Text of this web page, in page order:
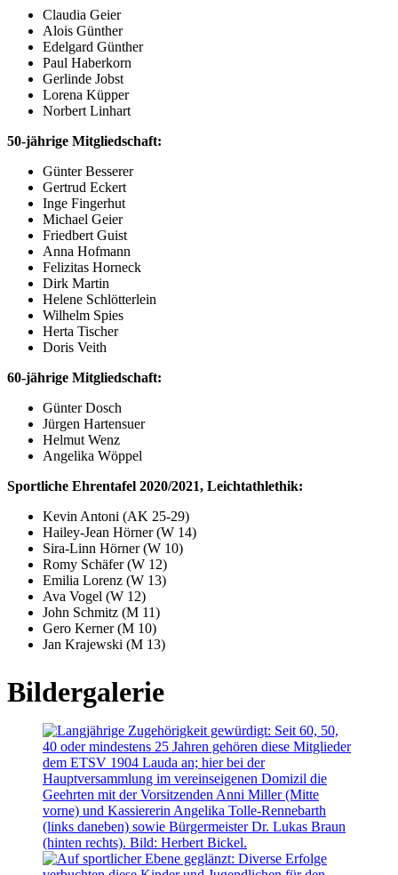
Claudia Geier
Alois Günther
Edelgard Günther
Paul Haberkorn
Gerlinde Jobst
Lorena Küpper
Norbert Linhart
50-jährige Mitgliedschaft:
Günter Besserer
Gertrud Eckert
Inge Fingerhut
Michael Geier
Friedbert Guist
Anna Hofmann
Felizitas Horneck
Dirk Martin
Helene Schlötterlein
Wilhelm Spies
Herta Tischer
Doris Veith
60-jährige Mitgliedschaft:
Günter Dosch
Jürgen Hartensuer
Helmut Wenz
Angelika Wöppel
Sportliche Ehrentafel 2020/2021, Leichtathlethik:
Kevin Antoni (AK 25-29)
Hailey-Jean Hörner (W 14)
Sira-Linn Hörner (W 10)
Romy Schäfer (W 12)
Emilia Lorenz (W 13)
Ava Vogel (W 12)
John Schmitz (M 11)
Gero Kerner (M 10)
Jan Krajewski (M 13)
Bildergalerie